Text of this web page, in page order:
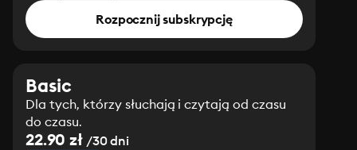
Rozpocznij subskrypcję
Basic
Dla tych, którzy słuchają i czytają od czasu
do czasu.
22.90 zł/30 dni